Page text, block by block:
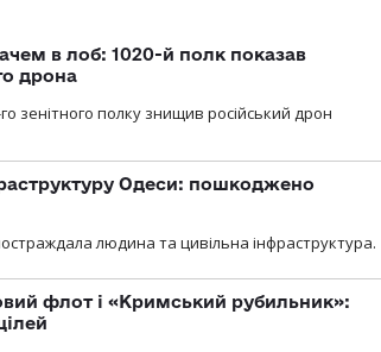
в лоб: 1020-й полк показав
дрона
зенітного полку знищив російський дрон
Одеси: пошкоджено
людина та цивільна інфраструктура.
флот і «Кримський рубильник»: